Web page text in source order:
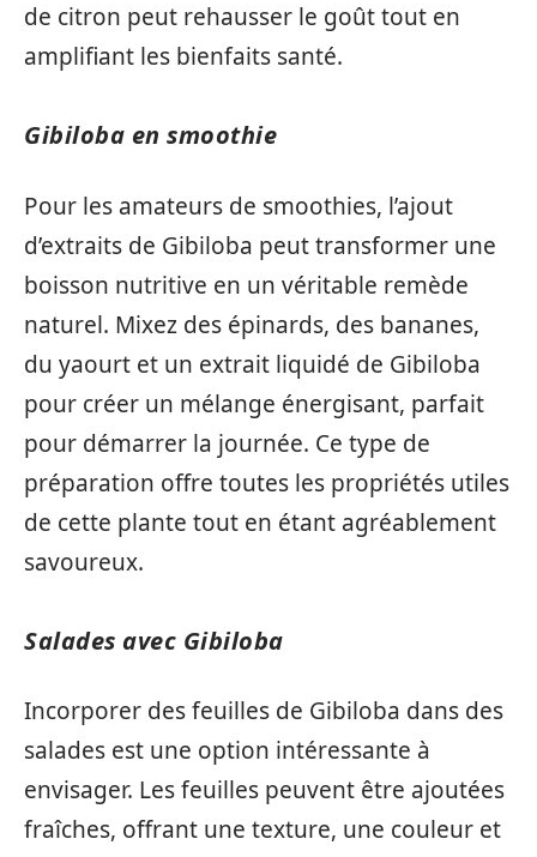
de citron peut rehausser le goût tout en
amplifiant les bienfaits santé.
Gibiloba en smoothie
Pour les amateurs de smoothies, l’ajout
d’extraits de Gibiloba peut transformer une
boisson nutritive en un véritable remède
naturel. Mixez des épinards, des bananes,
du yaourt et un extrait liquidé de Gibiloba
pour créer un mélange énergisant, parfait
pour démarrer la journée. Ce type de
préparation offre toutes les propriétés utiles
de cette plante tout en étant agréablement
savoureux.
Salades avec Gibiloba
Incorporer des feuilles de Gibiloba dans des
salades est une option intéressante à
envisager. Les feuilles peuvent être ajoutées
fraîches, offrant une texture, une couleur et